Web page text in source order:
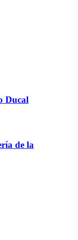
Ducal
de la